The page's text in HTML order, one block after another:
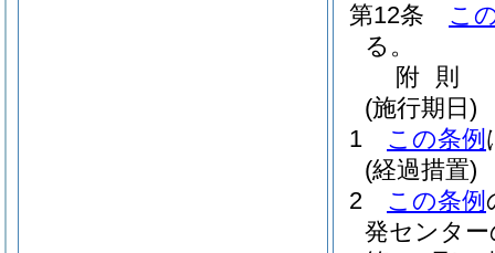
第12条
こ
る。
附 則
(施行期日)
1
この条例
(経過措置)
2
この条例
発センタ